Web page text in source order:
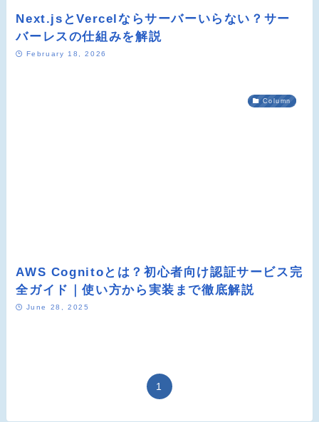
Next.jsとVercelならサーバーいらない？サー
バーレスの仕組みを解説
February 18, 2026
Column
AWS Cognitoとは？初心者向け認証サービス完
全ガイド｜使い方から実装まで徹底解説
June 28, 2025
1